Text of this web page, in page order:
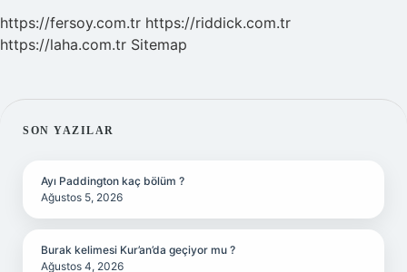
https://fersoy.com.tr https://riddick.com.tr
https://laha.com.tr Sitemap
SIDEBAR
SON YAZILAR
Ayı Paddington kaç bölüm ?
Ağustos 5, 2026
Burak kelimesi Kur’an’da geçiyor mu ?
Ağustos 4, 2026